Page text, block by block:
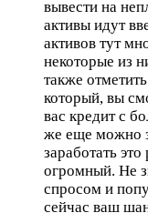
вывести на
активы идут
активов тут
некоторые из
также
который, вы
вас кредит с
же еще можно
заработать
огромный. Не
спросом и
сейчас ваш